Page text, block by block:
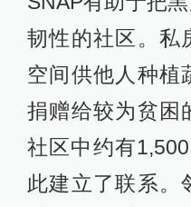
韧性的社区。私
空间供他人种植
捐赠给较为贫困
社区中约有
此建立了联系。